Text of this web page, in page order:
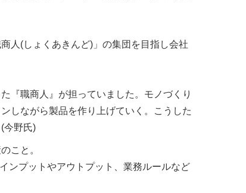
人(しょくあきんど)」の集団を目指し会社
『職商人』が担っていました。モノづくり
しながら製品を作り上げていく。こうした
今野氏)
こと。
ンプットやアウトプット、業務ルールなど